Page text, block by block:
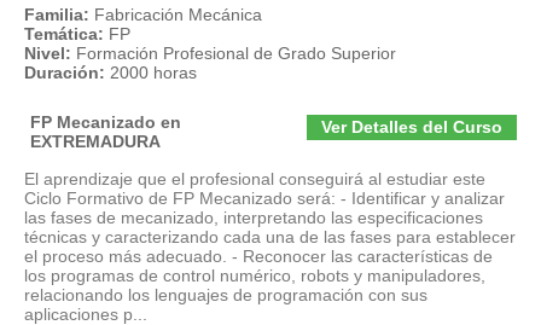
Familia: Fabricación Mecánica
Temática: FP
Nivel: Formación Profesional de Grado Superior
Duración: 2000 horas
Ver Detalles del Curso
FP Mecanizado en
EXTREMADURA
El aprendizaje que el profesional conseguirá al estudiar este
Ciclo Formativo de FP Mecanizado será: - Identificar y analizar
las fases de mecanizado, interpretando las especificaciones
técnicas y caracterizando cada una de las fases para establecer
el proceso más adecuado. - Reconocer las características de
los programas de control numérico, robots y manipuladores,
relacionando los lenguajes de programación con sus
aplicaciones p...